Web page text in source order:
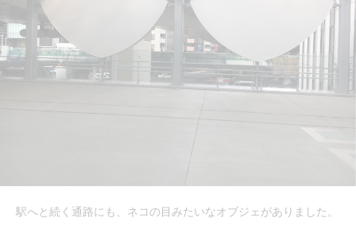
駅へと続く通路にも、ネコの目みたいなオブジェがありました。